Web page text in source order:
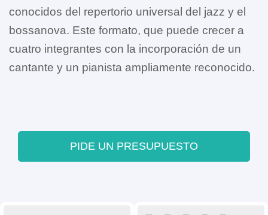
conocidos del repertorio universal del jazz y el
bossanova. Este formato, que puede crecer a
cuatro integrantes con la incorporación de un
cantante y un pianista ampliamente reconocido.
PIDE UN PRESUPUESTO